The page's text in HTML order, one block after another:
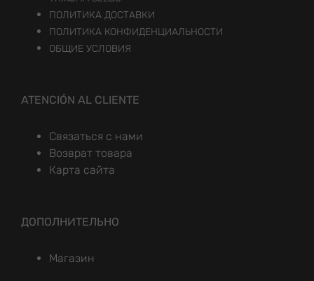
ПОЛИТИКА ДОСТАВКИ
ПОЛИТИКА КОНФИДЕНЦИАЛЬНОСТИ
ОБЩИЕ УСЛОВИЯ
ATENCIÓN AL CLIENTE
Связаться с нами
Возврат товара
Карта сайта
ДОПОЛНИТЕЛЬНО
Магазин